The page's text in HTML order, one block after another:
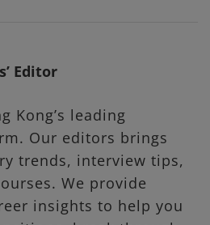
Editor
Kong’s leading
Our editors brings
trends, interview tips,
We provide
insights to help you